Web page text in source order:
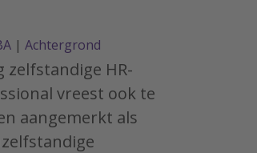
| Achtergrond
zelfstandige HR-
vreest ook te
aangemerkt als